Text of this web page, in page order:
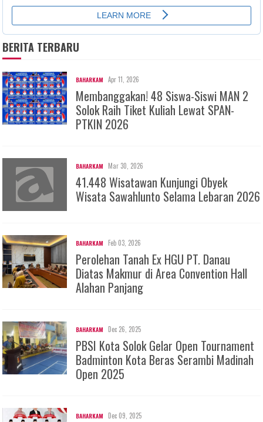
BERITA TERBARU
BAHARKAM Apr 11, 2026
Membanggakan! 48 Siswa-Siswi MAN 2
Solok Raih Tiket Kuliah Lewat SPAN-
PTKIN 2026
BAHARKAM Mar 30, 2026
41.448 Wisatawan Kunjungi Obyek
Wisata Sawahlunto Selama Lebaran 2026
BAHARKAM Feb 03, 2026
Perolehan Tanah Ex HGU PT. Danau
Diatas Makmur di Area Convention Hall
Alahan Panjang
BAHARKAM Dec 26, 2025
PBSI Kota Solok Gelar Open Tournament
Badminton Kota Beras Serambi Madinah
Open 2025
BAHARKAM Dec 09, 2025